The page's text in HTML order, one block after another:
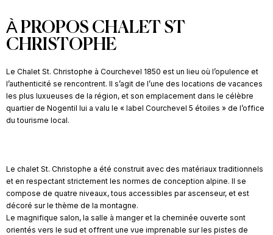
À PROPOS CHALET ST
CHRISTOPHE
Le Chalet St. Christophe à Courchevel 1850 est un lieu où l’opulence et
l’authenticité se rencontrent. Il s’agit de l’une des locations de vacances
les plus luxueuses de la région, et son emplacement dans le célèbre
quartier de Nogentil lui a valu le « label Courchevel 5 étoiles » de l’office
du tourisme local.
Le chalet St. Christophe a été construit avec des matériaux traditionnels
et en respectant strictement les normes de conception alpine. Il se
compose de quatre niveaux, tous accessibles par ascenseur, et est
décoré sur le thème de la montagne.
Le magnifique salon, la salle à manger et la cheminée ouverte sont
orientés vers le sud et offrent une vue imprenable sur les pistes de